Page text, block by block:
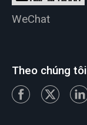
WeChat
Theo chúng tôi